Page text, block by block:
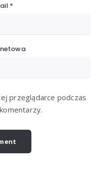
*
przeglądarce podczas